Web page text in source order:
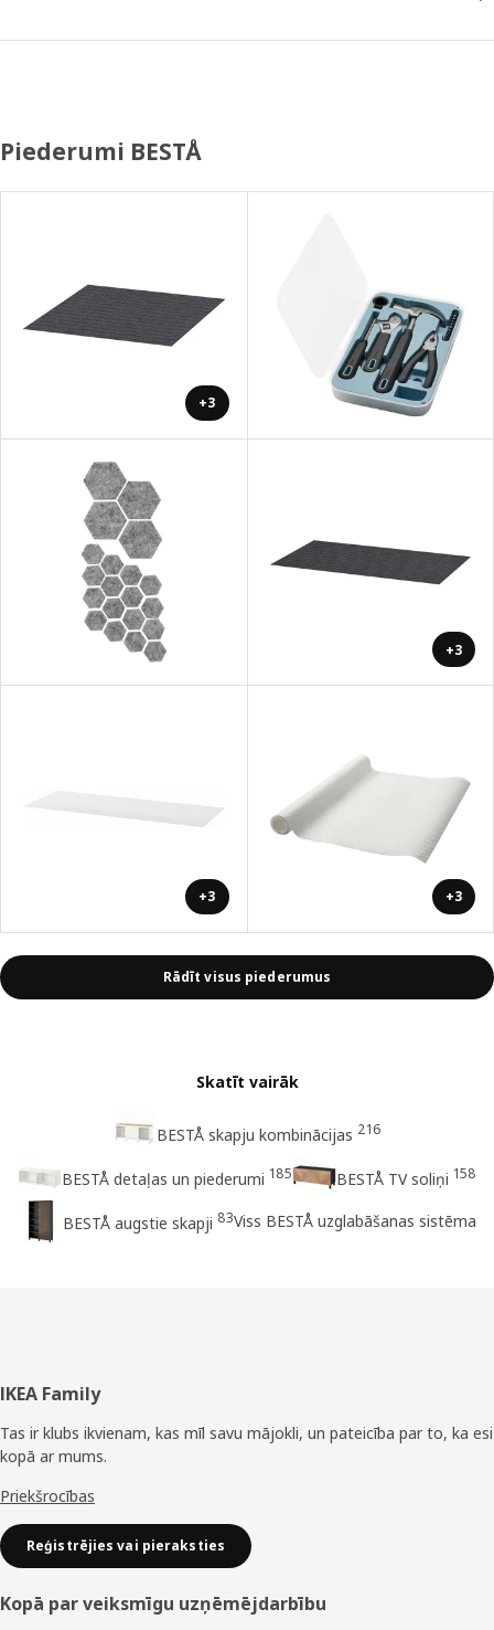
Piederumi BESTÅ
+3
+3
+3 +3
Rādīt visus piederumus
Skatīt vairāk
BESTÅ skapju kombinācijas 216
BESTÅ detaļas un piederumi 185 BESTÅ TV soliņi 158
BESTÅ augstie skapji 83Viss BESTÅ uzglabāšanas sistēma
Kājene
IKEA Family
Tas ir klubs ikvienam, kas mīl savu mājokli, un pateicība par to, ka esi
kopā ar mums.
Priekšrocības
Reģistrējies vai pieraksties
Kopā par veiksmīgu uzņēmējdarbību